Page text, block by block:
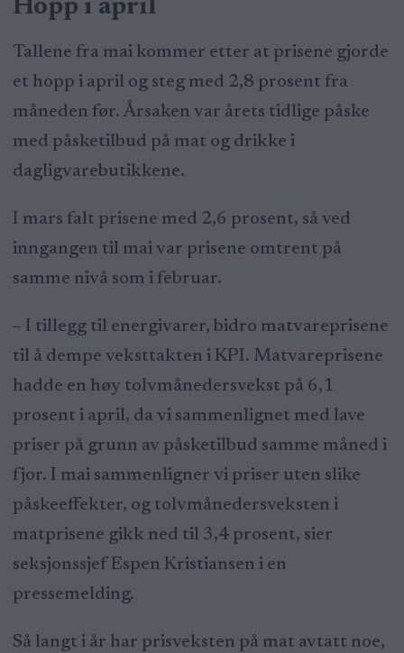
Hopp i april
Tallene fra mai kommer etter at prisene gjorde
et hopp i april og steg med 2,8 prosent fra
måneden før. Årsaken var årets tidlige påske
med påsketilbud på mat og drikke i
dagligvarebutikkene.
I mars falt prisene med 2,6 prosent, så ved
inngangen til mai var prisene omtrent på
samme nivå som i februar.
– I tillegg til energivarer, bidro matvareprisene
til å dempe veksttakten i KPI. Matvareprisene
hadde en høy tolvmånedersvekst på 6,1
prosent i april, da vi sammenlignet med lave
priser på grunn av påsketilbud samme måned i
fjor. I mai sammenligner vi priser uten slike
påskeeffekter, og tolvmånedersveksten i
matprisene gikk ned til 3,4 prosent, sier
seksjonssjef Espen Kristiansen i en
pressemelding.
Så langt i år har prisveksten på mat avtatt noe,